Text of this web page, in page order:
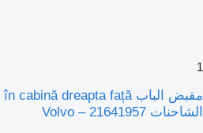
1
الشاحنات Volvo – 21641957